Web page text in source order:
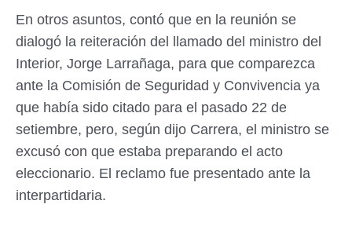
En otros asuntos, contó que en la reunión se
dialogó la reiteración del llamado del ministro del
Interior, Jorge Larrañaga, para que comparezca
ante la Comisión de Seguridad y Convivencia ya
que había sido citado para el pasado 22 de
setiembre, pero, según dijo Carrera, el ministro se
excusó con que estaba preparando el acto
eleccionario. El reclamo fue presentado ante la
interpartidaria.